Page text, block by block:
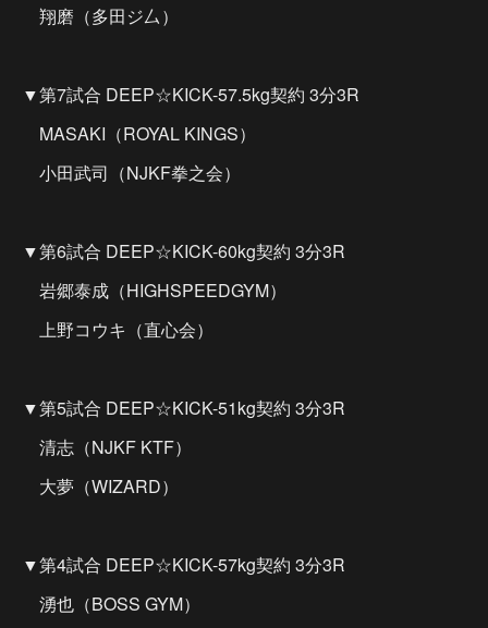
翔磨（多田ジ厶）
▼第7試合 DEEP☆KICK-57.5kg契約 3分3R
MASAKI（ROYAL KINGS）
小田武司（NJKF拳之会）
▼第6試合 DEEP☆KICK-60kg契約 3分3R
岩郷泰成（HIGHSPEEDGYM）
上野コウキ（直心会）
▼第5試合 DEEP☆KICK-51kg契約 3分3R
清志（NJKF KTF）
大夢（WIZARD）
▼第4試合 DEEP☆KICK-57kg契約 3分3R
湧也（BOSS GYM）